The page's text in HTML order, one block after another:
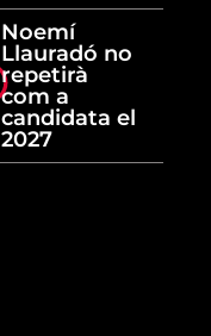
Noemí
Llauradó no
repetirà
com a
candidata el
2027